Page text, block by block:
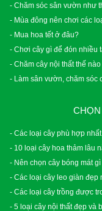
- Chăm sóc sân vườn như
- Mùa đông nên chơi các
- Mua hoa tết ở đâu?
- Chơi cây gì để đón nhiều
- Chăm cây nội thất thế
- Làm sân vườn, chăm sóc
- Các loại cây phù hợp
- 10 loại cây hoa thảm lâu
- Nên chọn cây bóng mát
- Các loại cây leo giàn đẹp
- Các loại cây trồng được
- 5 loại cây nội thất đẹp và